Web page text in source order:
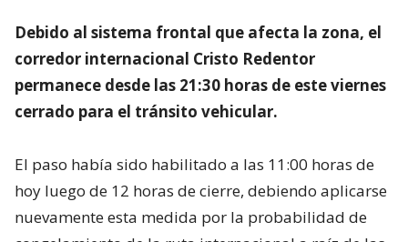
Debido al sistema frontal que afecta la zona, el
corredor internacional Cristo Redentor
permanece desde las 21:30 horas de este viernes
cerrado para el tránsito vehicular.
El paso había sido habilitado a las 11:00 horas de
hoy luego de 12 horas de cierre, debiendo aplicarse
nuevamente esta medida por la probabilidad de